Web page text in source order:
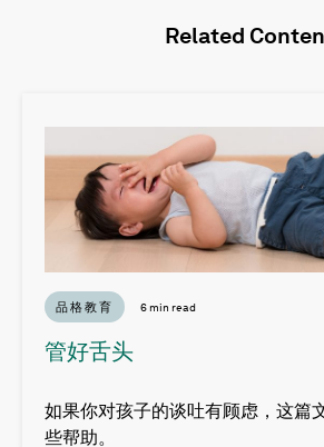
Related
品格教育 6 min read
管好舌头
如果你对孩子的谈吐有顾虑，这篇
些帮助。